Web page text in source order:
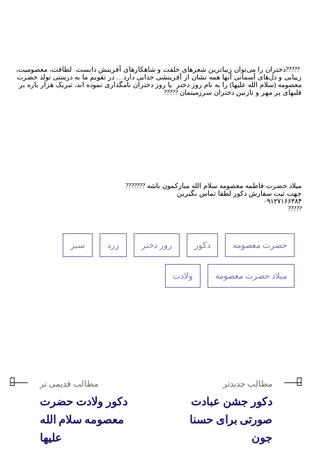
?????دختران را می‌توان زیباترین شعرهای خلقت و شاهکارهای آفرینش دانست. لطافت، معصومیت،
زیبایی و دل‌های آسمانی آنها همه نشان از آفرینشی خدایی دارد… در تقویم ما به درستی تولد حضرت
معصومه (سلام الله علیها) را به نام روز دختر یا روز دختران نامگذاری نموده اند، تبریک هزار باره بر
قلبهای پر مهر و نازنین دختران سرزمینمان ?????
میلاد حضرت فاطمه معصومه سلام الله مبارکمون باشه ???????
جهت ثبت سفارش دکور لطفا تماس بگیرین
۰۹۱۲۷۱۶۶۳۸۴
?????
حضرت معصومه دکور روز دختر زرد سبز
میلاد حضرت معصومه ولادت
مطالب قدیمی تر
دکور ولادت حضرت
معصومه سلام الله
علیها
مطالب جدیدتر
دکور جشن عبادت
صورتی برای حسنا
جون